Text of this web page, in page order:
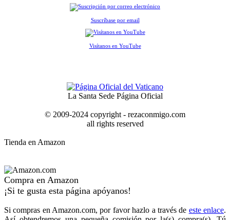
Suscríbase por email
Visítanos en YouTube
La Santa Sede Página Oficial
© 2009-2024 copyright - rezaconmigo.com
all rights reserved
Tienda en Amazon
Compra en Amazon
¡Si te gusta esta página apóyanos!
Si compras en Amazon.com, por favor hazlo a través de este enlace.